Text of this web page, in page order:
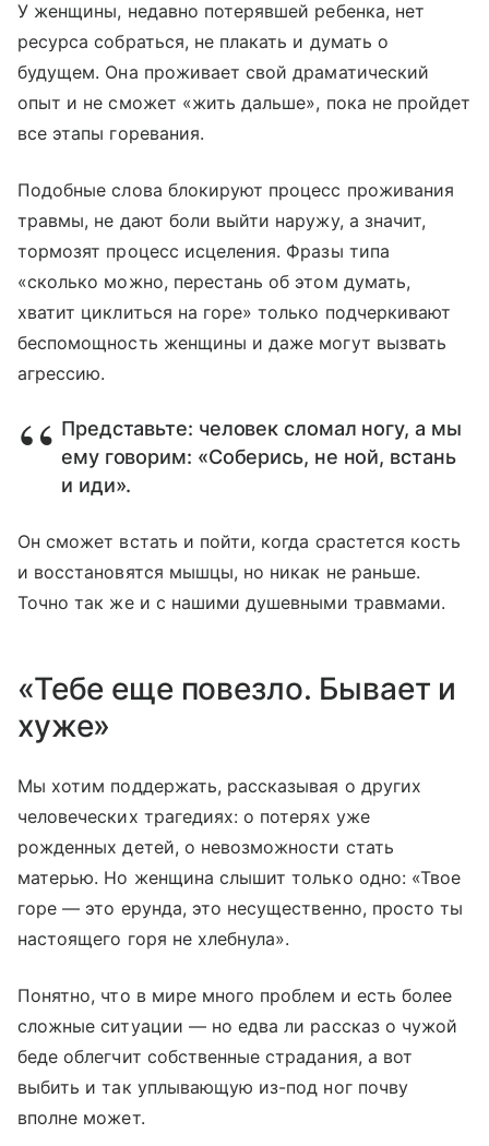
У женщины, недавно потерявшей ребенка, нет
ресурса собраться, не плакать и думать о
будущем. Она проживает свой драматический
опыт и не сможет «жить дальше», пока не пройдет
все этапы горевания.
Подобные слова блокируют процесс проживания
травмы, не дают боли выйти наружу, а значит,
тормозят процесс исцеления. Фразы типа
«сколько можно, перестань об этом думать,
хватит циклиться на горе» только подчеркивают
беспомощность женщины и даже могут вызвать
агрессию.
Представьте: человек сломал ногу, а мы
ему говорим: «Соберись, не ной, встань
и иди».
Он сможет встать и пойти, когда срастется кость
и восстановятся мышцы, но никак не раньше.
Точно так же и с нашими душевными травмами.
«Тебе еще повезло. Бывает и
хуже»
Мы хотим поддержать, рассказывая о других
человеческих трагедиях: о потерях уже
рожденных детей, о невозможности стать
матерью. Но женщина слышит только одно: «Твое
горе — это ерунда, это несущественно, просто ты
настоящего горя не хлебнула».
Понятно, что в мире много проблем и есть более
сложные ситуации — но едва ли рассказ о чужой
беде облегчит собственные страдания, а вот
выбить и так уплывающую из-под ног почву
вполне может.